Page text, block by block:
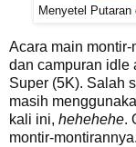
Menyetel
Acara main
dan campuran idle
Super (5K). Salah
masih
kali ini, hehehehe.
montir-montirannya.